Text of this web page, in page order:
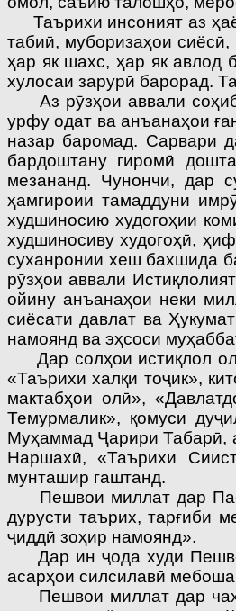
Таърихи инсоният аз
табиӣ, муборизаҳои
ҳар як шахс, ҳар як авлод
хулосаи зарурӣ барорад.
Аз рӯзҳои аввали
урфу одат ва анъанаҳои
назар баромад. Сарвари
бардоштану гиромӣ
мезананд. Чунончи, дар
ҳамгироии тамаддуни
худшиносию худогоҳии
худшиносиву худогоҳӣ,
суханронии хеш бахшида
рӯзҳои аввали
ойину анъанаҳои неки
сиёсати давлат ва
намоянд ва эҳсоси
Дар солҳои истиқлол
«Таърихи халқи тоҷик»,
мактабҳои олӣ»,
Темурма­лик», қомуси
Муҳаммад Ҷарири Табарӣ,
Наршахӣ, «Таърихи
мунташир гаштанд.
Пешвои миллат дар
дурусти таърих, тарғиби
ҷиддӣ зоҳир намоянд».
Дар ин ҷода худи
асарҳои силсилавӣ
Пешвои миллат дар